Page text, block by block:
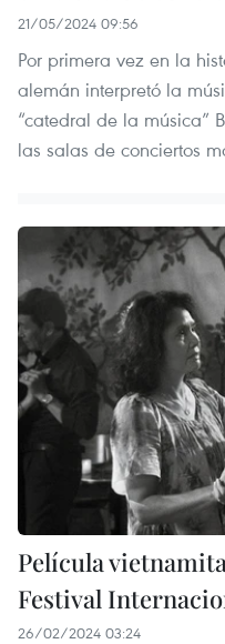
21/05/2024 09:56
Por primera vez en la
alemán interpretó la
“catedral de la música”
las salas de conciertos
Película
Festival
26/02/2024 03:24